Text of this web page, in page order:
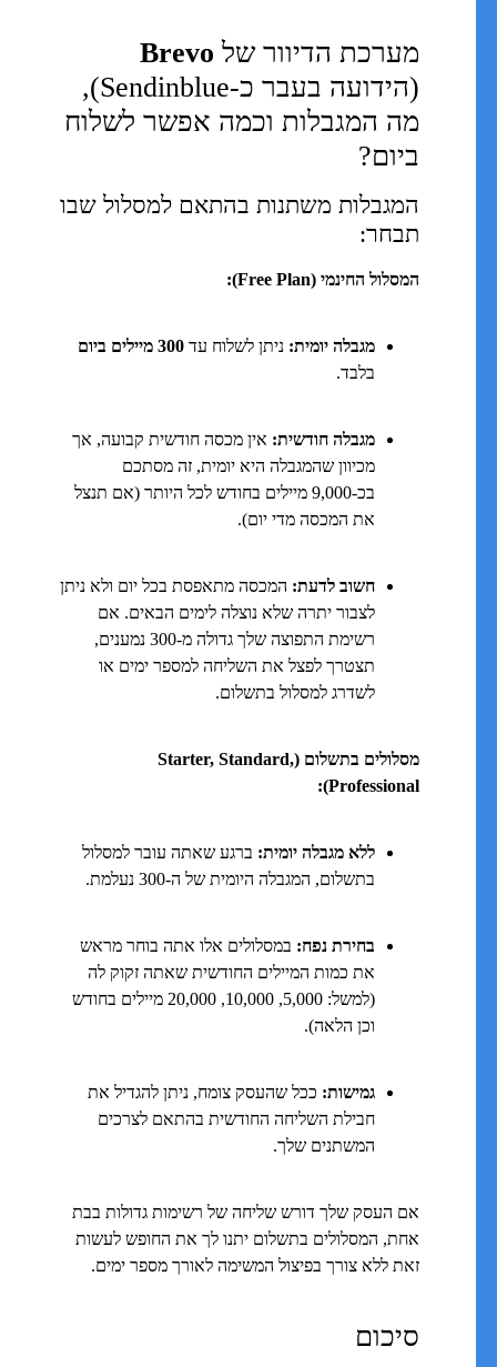
מערכת הדיוור של Brevo
(הידועה בעבר כ-Sendinblue),
מה המגבלות וכמה אפשר לשלוח
ביום?
המגבלות משתנות בהתאם למסלול שבו
תבחר:
המסלול החינמי (Free Plan):
מגבלה יומית: ניתן לשלוח עד 300 מיילים ביום
בלבד.
מגבלה חודשית: אין מכסה חודשית קבועה, אך
מכיוון שהמגבלה היא יומית, זה מסתכם
בכ-9,000 מיילים בחודש לכל היותר (אם תנצל
את המכסה מדי יום).
חשוב לדעת: המכסה מתאפסת בכל יום ולא ניתן
לצבור יתרה שלא נוצלה לימים הבאים. אם
רשימת התפוצה שלך גדולה מ-300 נמענים,
תצטרך לפצל את השליחה למספר ימים או
לשדרג למסלול בתשלום.
מסלולים בתשלום (Starter, Standard,
Professional):
ללא מגבלה יומית: ברגע שאתה עובר למסלול
בתשלום, המגבלה היומית של ה-300 נעלמת.
בחירת נפח: במסלולים אלו אתה בוחר מראש
את כמות המיילים החודשית שאתה זקוק לה
(למשל: 5,000, 10,000, 20,000 מיילים בחודש
וכן הלאה).
גמישות: ככל שהעסק צומח, ניתן להגדיל את
חבילת השליחה החודשית בהתאם לצרכים
המשתנים שלך.
אם העסק שלך דורש שליחה של רשימות גדולות בבת
אחת, המסלולים בתשלום יתנו לך את החופש לעשות
זאת ללא צורך בפיצול המשימה לאורך מספר ימים.
סיכום